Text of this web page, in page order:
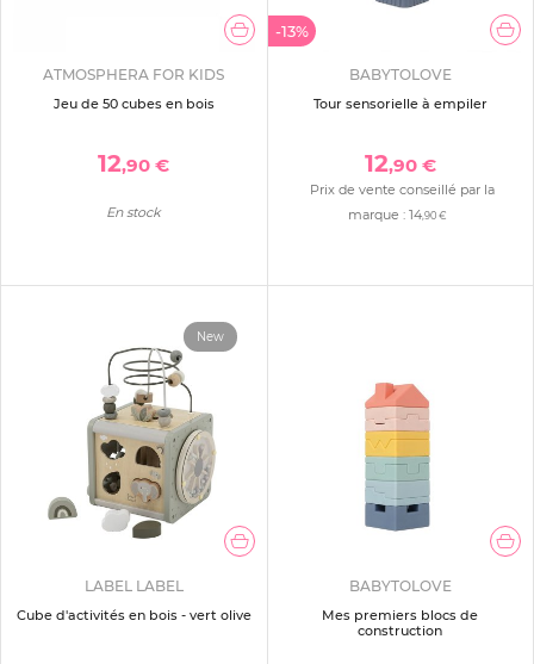
ATMOSPHERA FOR KIDS
Jeu de 50 cubes en bois
12,90 €
En stock
-13%
BABYTOLOVE
Tour sensorielle à empiler
12,90 €
Prix de vente conseillé par la
marque :14,90 €
New
LABEL LABEL
Cube d'activités en bois - vert olive
BABYTOLOVE
Mes premiers blocs de
construction